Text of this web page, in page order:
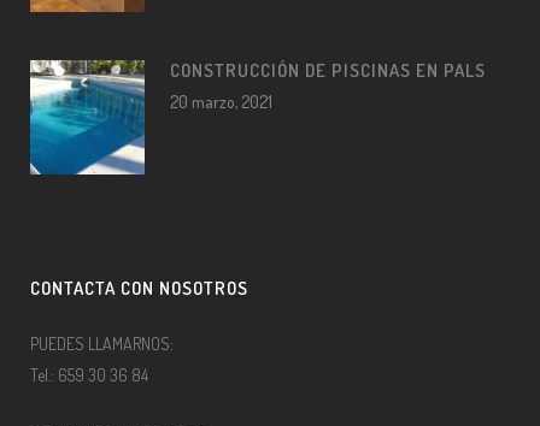
CONSTRUCCIÓN DE PISCINAS EN PALS
20 marzo, 2021
CONTACTA CON NOSOTROS
PUEDES LLAMARNOS:
Tel.: 659 30 36 84